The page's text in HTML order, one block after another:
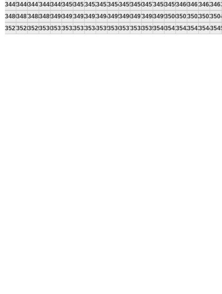
344534463447344834493450345134523453345434553456345734583459346034613462
348634873488348934903491349234933494349534963497349834993500350135023503
352735283529353035313532353335343535353635373538353935403541354235433544